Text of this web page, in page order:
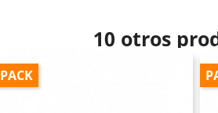
10 otros
PACK